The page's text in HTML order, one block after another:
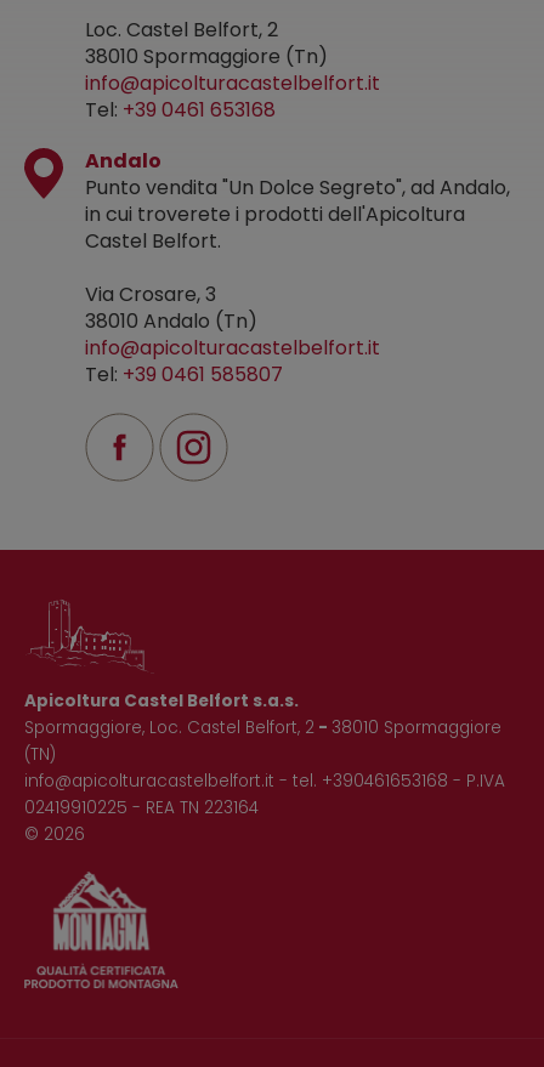
Loc. Castel Belfort, 2
38010 Spormaggiore (Tn)
info@apicolturacastelbelfort.it
Tel: +39 0461 653168
Andalo
Punto vendita "Un Dolce Segreto", ad Andalo,
in cui troverete i prodotti dell'Apicoltura
Castel Belfort.
Via Crosare, 3
38010 Andalo (Tn)
info@apicolturacastelbelfort.it
Tel: +39 0461 585807
Apicoltura Castel Belfort s.a.s.
Spormaggiore, Loc. Castel Belfort, 2 - 38010 Spormaggiore
(TN)
info@apicolturacastelbelfort.it - tel. +390461653168 - P.IVA
02419910225 - REA TN 223164
© 2026